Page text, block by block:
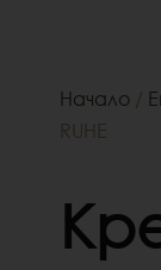
Начало /
RUHE